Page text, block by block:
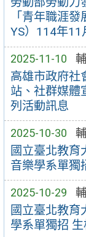
「青年職涯
YS）114年11
2025-11-10
高雄市政府社
站、社群媒體
列活動訊息
2025-10-30
國立臺北教育
音樂學系單獨
2025-10-29
國立臺北教育
學系單獨招